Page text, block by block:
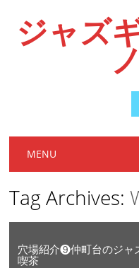
ジャズ
Main menu
MENU
Tag Archives:
穴場紹介❾仲町台のジャ
喫茶